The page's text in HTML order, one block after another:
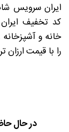
ایران سرویس
کد تخفیف
خانه و
را با قیمت ارزان
در حال